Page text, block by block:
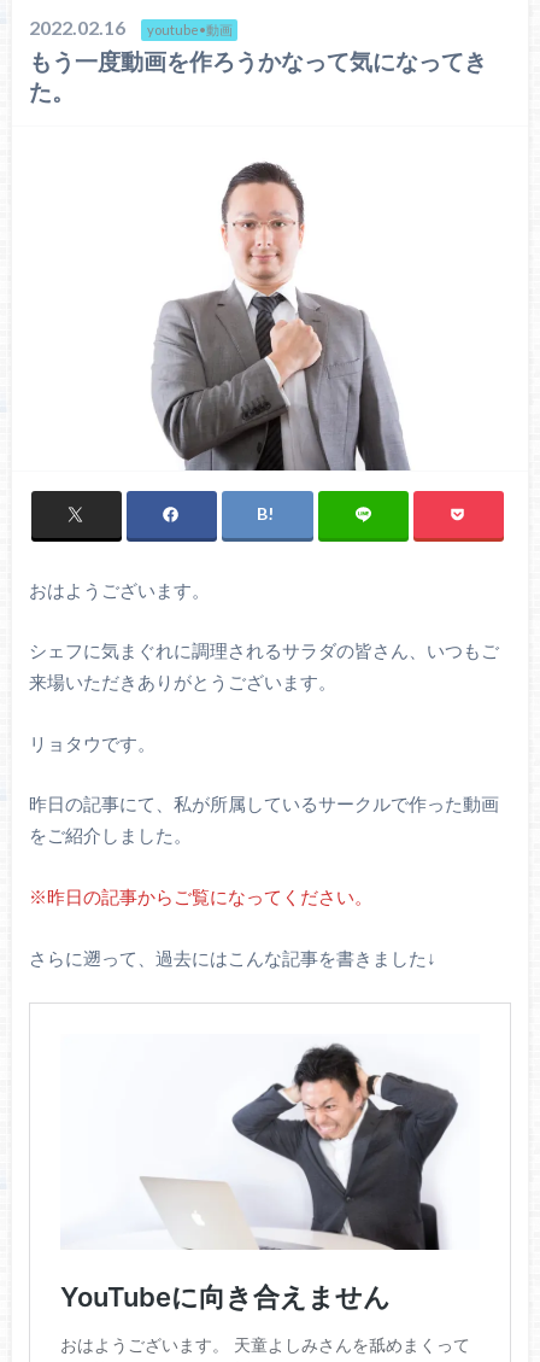
2022.02.16 youtube•動画
もう一度動画を作ろうかなって気になってき
た。
おはようございます。
シェフに気まぐれに調理されるサラダの皆さん、いつもご
来場いただきありがとうございます。
リョタウです。
昨日の記事にて、私が所属しているサークルで作った動画
をご紹介しました。
※昨日の記事からご覧になってください。
さらに遡って、過去にはこんな記事を書きました↓